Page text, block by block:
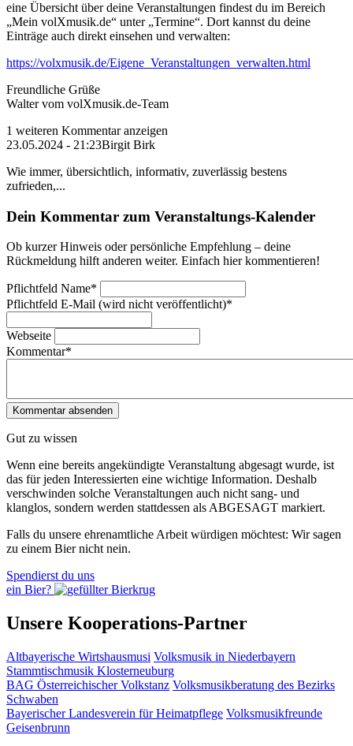
eine Übersicht über deine Veranstaltungen findest du im Bereich
„Mein volXmusik.de“ unter „Termine“. Dort kannst du deine
Einträge auch direkt einsehen und verwalten:
https://volxmusik.de/Eigene_Veranstaltungen_verwalten.html
Freundliche Grüße
Walter vom volXmusik.de-Team
1 weiteren Kommentar anzeigen
23.05.2024 - 21:23Birgit Birk
Wie immer, übersichtlich, informativ, zuverlässig bestens
zufrieden,...
Dein Kommentar zum Veranstaltungs-Kalender
Ob kurzer Hinweis oder persönliche Empfehlung – deine
Rückmeldung hilft anderen weiter. Einfach hier kommentieren!
Pflichtfeld Name*
Pflichtfeld E-Mail (wird nicht veröffentlicht)*
Webseite
Kommentar*
Gut zu wissen
Wenn eine bereits ange­kündigte Veranstaltung abgesagt wurde, ist
das für jeden Interessierten eine wichtige Information. Deshalb
verschwinden solche Veran­staltungen auch nicht sang- und
klanglos, sondern werden statt­dessen alsABGESAGT markiert.
Falls du unsere ehrenamtliche Arbeit würdigen möchtest: Wir sagen
zu einem Bier nicht nein.
Spendierst du uns
ein Bier?
Unsere Kooperations-Partner
Altbayerische Wirtshausmusi Volksmusik in Niederbayern
Stammtischmusik Klosterneuburg
BAG Österreichischer Volkstanz Volksmusikberatung des Bezirks
Schwaben
Bayerischer Landesverein für Heimatpflege Volksmusikfreunde
Geisenbrunn